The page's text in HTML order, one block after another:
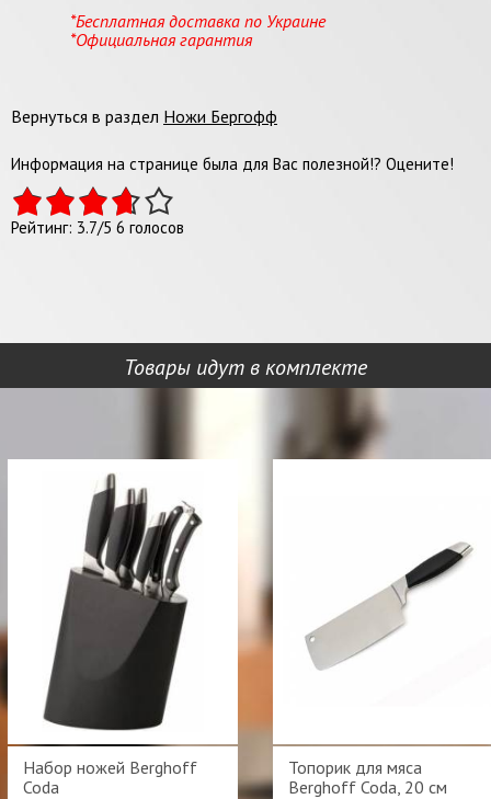
*Бесплатная доставка по Украине
*Официальная гарантия
Вернуться в раздел Ножи Бергофф
Информация на странице была для Вас полезной!? Оцените!
Рейтинг: 3.7/5 6 голосов
Товары идут в комплекте
Набор ножей Berghoff
Coda
Топорик для мяса
Berghoff Coda, 20 см